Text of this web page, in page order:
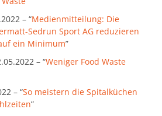
– “Medienmitteilung: Die
Sedrun Sport AG reduzieren
ein Minimum”
– “Weniger Food Waste
– “So meistern die Spitalküchen
”